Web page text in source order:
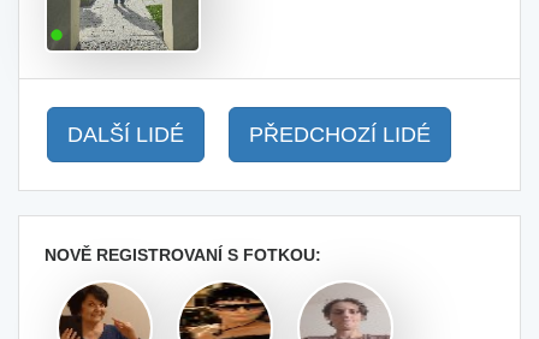
DALŠÍ LIDÉ PŘEDCHOZÍ LIDÉ
NOVĚ REGISTROVANÍ S FOTKOU: